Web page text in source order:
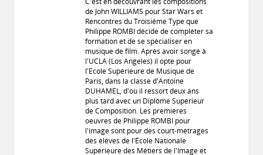
de John WILLIAMS pour Star Wars et
Rencontres du Troisième Type que
Philippe ROMBI décide de compléter sa
formation et de se spécialiser en
musique de film. Après avoir songé à
l'UCLA (Los Angeles) il opte pour
l'Ecole Supérieure de Musique de
Paris, dans la classe d'Antoine
DUHAMEL, d'où il ressort deux ans
plus tard avec un Diplôme Supérieur
de Composition. Les premières
oeuvres de Philippe ROMBI pour
l'image sont pour des court-métrages
des élèves de l'École Nationale
Supérieure des Métiers de l'Image et